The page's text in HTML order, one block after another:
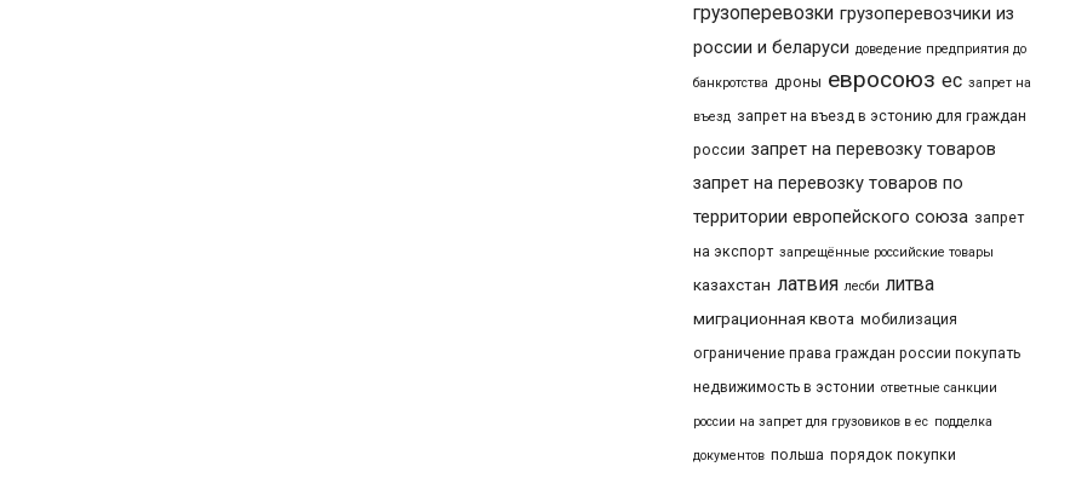
грузоперевозки грузоперевозчики из
россии и беларуси доведение предприятия до
банкротства дроны евросоюз ес запрет на
въезд запрет на въезд в эстонию для граждан
россии запрет на перевозку товаров
запрет на перевозку товаров по
территории европейского союза запрет
на экспорт запрещённые российские товары
казахстан латвия лесби литва
миграционная квота мобилизация
ограничение права граждан россии покупать
недвижимость в эстонии ответные санкции
россии на запрет для грузовиков в ес подделка
документов польша порядок покупки